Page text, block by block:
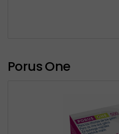
Porus One